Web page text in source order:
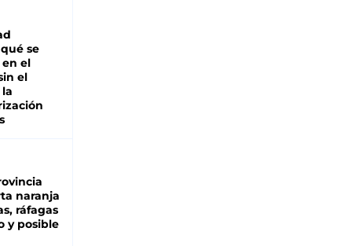
se
el
el
naranja
ráfagas
y posible